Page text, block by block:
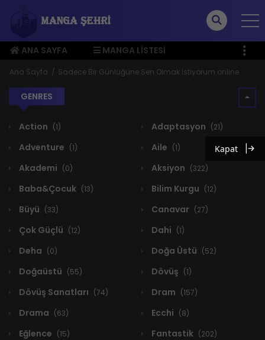
ANA SAYFA
MANGA LISTESI
ÜYE MENÜSÜ
Ana Sayfa Sadece Bir Günlüğüne Sen Olmak İstiyorum online
GENRES
Action (1) Adaptasyon (21)
Adventure (1) Aile (1)
Akademi (0) Aksiyon (322)
Baba&Çocuk (13) Bilim Kurgu (12)
Büyü (33) Canavar (27)
Çok Güçlü (12) Dahi (1)
Deha (0) Doğa Üstü (52)
Doğaüstü (55) Dövüş (1)
Dövüş Sanatları (74) Dram (157)
Drama (63) Ecchi (8)
Eğlence (15) Fantastik (202)
Kapat